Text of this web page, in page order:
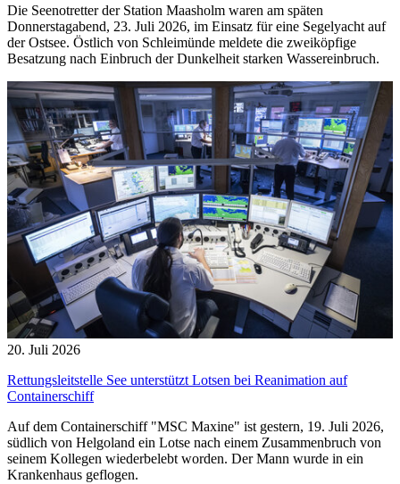
Die Seenotretter der Station Maasholm waren am späten
Donnerstagabend, 23. Juli 2026, im Einsatz für eine Segelyacht auf
der Ostsee. Östlich von Schleimünde meldete die zweiköpfige
Besatzung nach Einbruch der Dunkelheit starken Wassereinbruch.
20. Juli 2026
Rettungsleitstelle See unterstützt Lotsen bei Reanimation auf
Containerschiff
Auf dem Containerschiff "MSC Maxine" ist gestern, 19. Juli 2026,
südlich von Helgoland ein Lotse nach einem Zusammenbruch von
seinem Kollegen wiederbelebt worden. Der Mann wurde in ein
Krankenhaus geflogen.